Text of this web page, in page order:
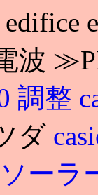
波
調整
ダ
ーラ